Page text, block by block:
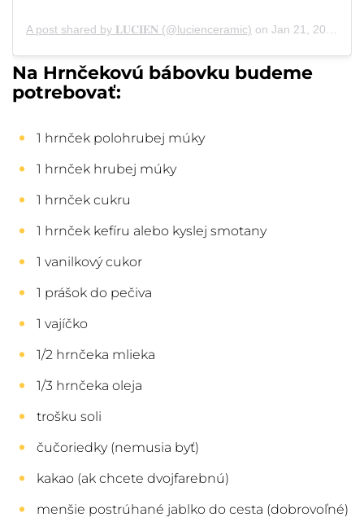
A post shared by 𝐋𝐔𝐂𝐈𝐄𝐍 (@lucienceramic) on Jan 21, 2020 at 4:56am PST
Na Hrnčekovú bábovku budeme
potrebovať:
1 hrnček polohrubej múky
1 hrnček hrubej múky
1 hrnček cukru
1 hrnček kefíru alebo kyslej smotany
1 vanilkový cukor
1 prášok do pečiva
1 vajíčko
1/2 hrnčeka mlieka
1/3 hrnčeka oleja
trošku soli
čučoriedky (nemusia byť)
kakao (ak chcete dvojfarebnú)
menšie postrúhané jablko do cesta (dobrovoľné)